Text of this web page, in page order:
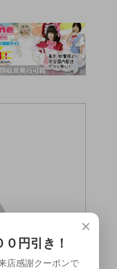
×
円引き！
店感謝クーポンで